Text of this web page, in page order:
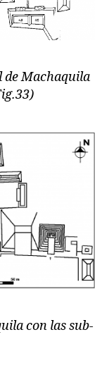
de Machaquila
con las sub-